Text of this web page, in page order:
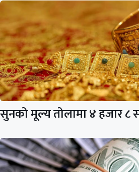
सुनको मूल्य तोलामा ४ हजार